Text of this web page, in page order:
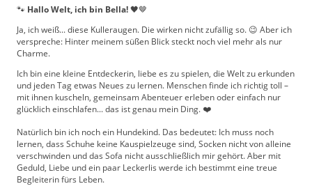
🐾 Hallo Welt, ich bin Bella!🖤🤎
Ja, ich weiß... diese Kulleraugen. Die wirken nicht zufällig so. 😉 Aber ich
verspreche: Hinter meinem süßen Blick steckt noch viel mehr als nur
Charme.
Ich bin eine kleine Entdeckerin, liebe es zu spielen, die Welt zu erkunden
und jeden Tag etwas Neues zu lernen. Menschen finde ich richtig toll –
mit ihnen kuscheln, gemeinsam Abenteuer erleben oder einfach nur
glücklich einschlafen... das ist genau mein Ding. ❤️
Natürlich bin ich noch ein Hundekind. Das bedeutet: Ich muss noch
lernen, dass Schuhe keine Kauspielzeuge sind, Socken nicht von alleine
verschwinden und das Sofa nicht ausschließlich mir gehört. Aber mit
Geduld, Liebe und ein paar Leckerlis werde ich bestimmt eine treue
Begleiterin fürs Leben.